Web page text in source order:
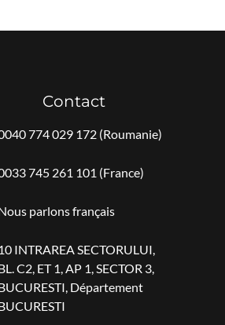
Contact
774 029 172 (Roumanie)
745 261 101 (France)
parlons français
INTRAREA SECTORULUI,
C2, ET 1, AP 1, SECTOR 3,
Département